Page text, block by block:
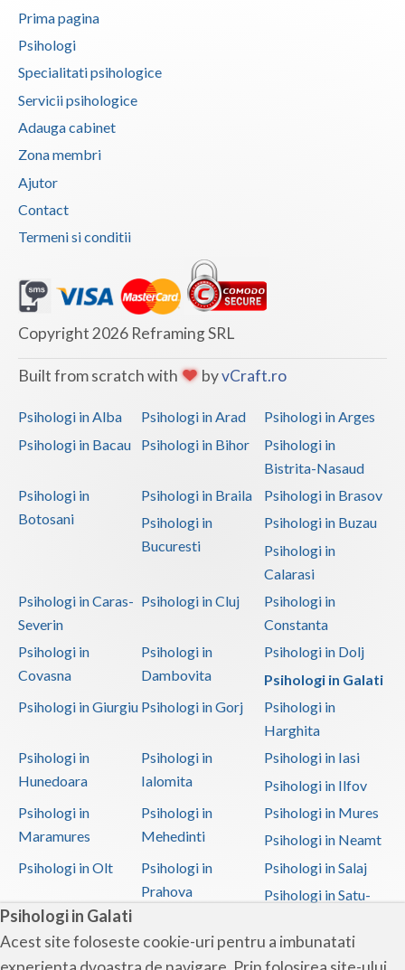
Psihologi in Galati
Acest site foloseste cookie-uri pentru a imbunatati
Prima pagina
Psihologi
Specialitati psihologice
Servicii psihologice
Adauga cabinet
Zona membri
Ajutor
Contact
Termeni si conditii
Copyright 2026 Reframing SRL
Built from scratch with byvCraft.ro
Psihologi in Alba Psihologi in Arad
Psihologi in Arges
Psihologi in Bacau
Psihologi in Bihor
Psihologi in
Bistrita-Nasaud
Psihologi in
Botosani
Psihologi in Braila
Psihologi in Brasov
Psihologi in
Bucuresti
Psihologi in Buzau
Psihologi in
Calarasi
Psihologi in Caras-
Severin
Psihologi in Cluj
Psihologi in
Constanta
Psihologi in
Covasna
Psihologi in
Dambovita
Psihologi in Dolj
Psihologi in Galati
Psihologi in Giurgiu Psihologi in Gorj
Psihologi in
Harghita
Psihologi in
Hunedoara
Psihologi in
Ialomita
Psihologi in Iasi
Psihologi in Ilfov
Psihologi in
Maramures
Psihologi in
Mehedinti
Psihologi in Mures
Psihologi in Neamt
Psihologi in Olt
Psihologi in
Prahova
Psihologi in Salaj
Psihologi in Satu-
Psihologi in Sibiu
Psihologi in
Psihologi in